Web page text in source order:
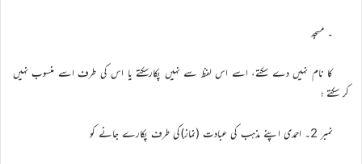
۔ مسجد
کا نام نہیں دے سکتے، اسے اس لفظ سے نہیں پکارسکتے یا اس کی طرف اسے منسوب نہیں
کر سکتے ؛
نمبر 2۔ احمدی اپنے مذہب کی عبادت (نماز)کی طرف پکارے جانے کو